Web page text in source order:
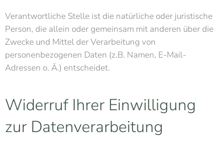
Verantwortliche Stelle ist die natürliche oder juristische
Person, die allein oder gemeinsam mit anderen über die
Zwecke und Mittel der Verarbeitung von
personenbezogenen Daten (z.B. Namen, E-Mail-
Adressen o. Ä.) entscheidet.
Widerruf Ihrer Einwilligung
zur Datenverarbeitung